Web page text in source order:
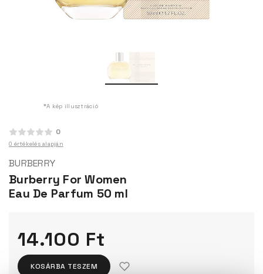
*A kép illusztráció
0
0 értékelés alapján
BURBERRY
Burberry For Women
Eau De Parfum 50 ml
14.100 Ft
KOSÁRBA TESZEM